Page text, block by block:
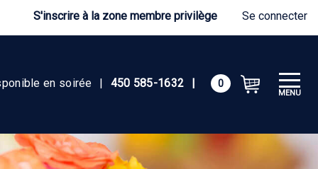
S'inscrire à la zone membre privilège Se connecter
en soirée | 450 585-1632 | 0
MENU